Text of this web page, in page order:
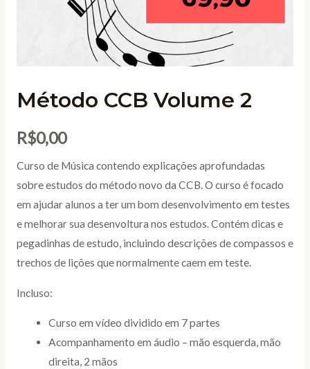
Método CCB Volume 2
R$0,00
Curso de Música contendo explicações aprofundadas
sobre estudos do método novo da CCB. O curso é focado
em ajudar alunos a ter um bom desenvolvimento em testes
e melhorar sua desenvoltura nos estudos. Contém dicas e
pegadinhas de estudo, incluindo descrições de compassos e
trechos de lições que normalmente caem em teste.
Incluso:
Curso em vídeo dividido em 7 partes
Acompanhamento em áudio – mão esquerda, mão
direita, 2 mãos